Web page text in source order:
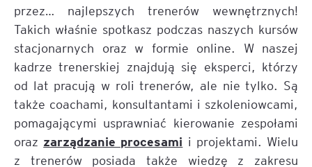
przez… najlepszych trenerów wewnętrznych!
Takich właśnie spotkasz podczas naszych kursów
stacjonarnych oraz w formie online. W naszej
kadrze trenerskiej znajdują się eksperci, którzy
od lat pracują w roli trenerów, ale nie tylko. Są
także coachami, konsultantami i szkoleniowcami,
pomagającymi usprawniać kierowanie zespołami
oraz zarządzanie procesami i projektami. Wielu
z trenerów posiada także wiedzę z zakresu